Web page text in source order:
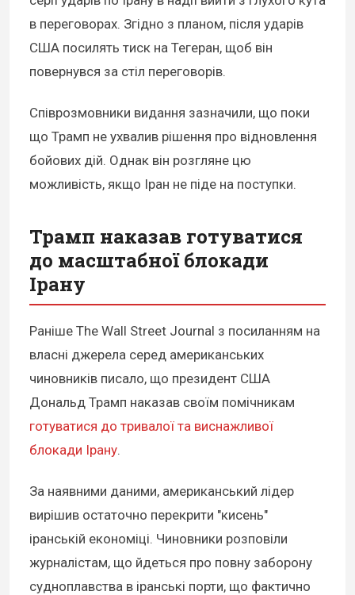
в переговорах. Згідно з планом, після ударів
США посилять тиск на Тегеран, щоб він
повернувся за стіл переговорів.
Співрозмовники видання зазначили, що поки
що Трамп не ухвалив рішення про відновлення
бойових дій. Однак він розгляне цю
можливість, якщо Іран не піде на поступки.
Трамп наказав готуватися
до масштабної блокади
Ірану
Раніше The Wall Street Journal з посиланням на
власні джерела серед американських
чиновників писало, що президент США
Дональд Трамп наказав своїм помічникам
готуватися до тривалої та виснажливої
блокади Ірану.
За наявними даними, американський лідер
вирішив остаточно перекрити "кисень"
іранській економіці. Чиновники розповіли
журналістам, що йдеться про повну заборону
судноплавства в іранські порти, що фактично